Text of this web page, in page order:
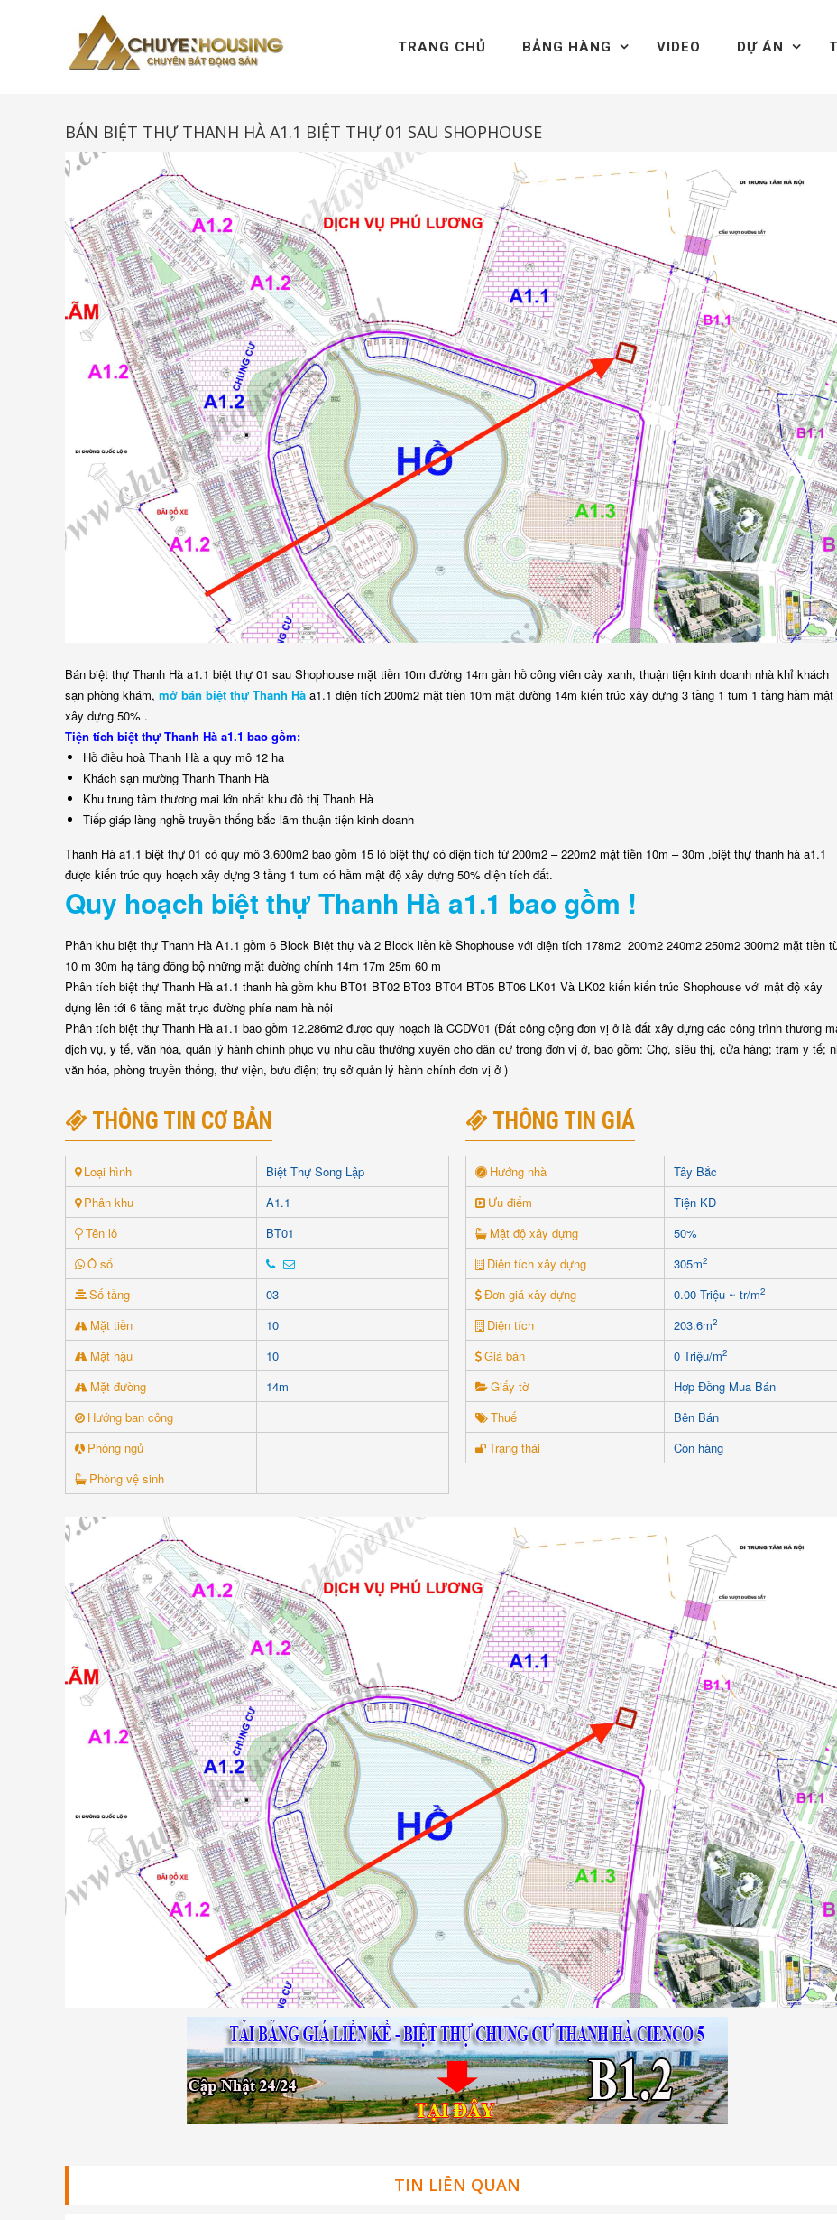
CHUYENHOUSING
TRANG CHỦ BẢNG HÀNG VIDEO DỰ ÁN
BÁN BIỆT THỰ THANH HÀ A1.1 BIỆT THỰ 01 SAU SHOPHOUSE
Bán biệt thự Thanh Hà a1.1 biệt thự 01 sau Shophouse mặt tiền 10m đường 14m gần hồ công viên cây xanh, thuận tiện kinh doanh nhà khỉ khách
sạn phòng khám, mở bán biệt thự Thanh Hà a1.1 diện tích 200m2 mặt tiền 10m mặt đường 14m kiến trúc xây dựng 3 tầng 1 tum 1 tầng hầm mật
xây dựng 50% .
Tiện tích biệt thự Thanh Hà a1.1 bao gồm:
Hồ điều hoà Thanh Hà a quy mô 12 ha
Khách sạn mường Thanh Thanh Hà
Khu trung tâm thương mai lớn nhất khu đô thị Thanh Hà
Tiếp giáp làng nghề truyền thống bắc lãm thuận tiện kinh doanh
Thanh Hà a1.1 biệt thự 01 có quy mô 3.600m2 bao gồm 15 lô biệt thự có diện tích từ 200m2 – 220m2 mặt tiền 10m – 30m ,biệt thự thanh hà a1.1
được kiến trúc quy hoạch xây dựng 3 tầng 1 tum có hầm mật độ xây dựng 50% diện tích đất.
Quy hoạch biệt thự Thanh Hà a1.1 bao gồm !
Phân khu biệt thự Thanh Hà A1.1 gồm 6 Block Biệt thự và 2 Block liền kề Shophouse với diện tích 178m2 200m2 240m2 250m2 300m2 mặt tiền
10 m 30m hạ tầng đồng bộ những mặt đường chính 14m 17m 25m 60 m
Phân tích biệt thự Thanh Hà a1.1 thanh hà gồm khu BT01 BT02 BT03 BT04 BT05 BT06 LK01 Và LK02 kiến kiến trúc Shophouse với mật độ xây
dựng lên tới 6 tầng mặt trục đường phía nam hà nội
Phân tích biệt thự Thanh Hà a1.1 bao gồm 12.286m2 được quy hoạch là CCDV01 (Đất công cộng đơn vị ở là đất xây dựng các công trình thương
dịch vụ, y tế, văn hóa, quản lý hành chính phục vụ nhu cầu thường xuyên cho dân cư trong đơn vị ở, bao gồm: Chợ, siêu thị, cửa hàng; trạm y tế;
văn hóa, phòng truyền thống, thư viện, bưu điện; trụ sở quản lý hành chính đơn vị ở )
THÔNG TIN CƠ BẢN
Loại hình
Biệt Thự Song Lập
Phân khu
A1.1
Tên lô
BT01
Ô số
Số tầng
03
Mặt tiền
10
Mặt hậu
10
Mặt đường
14m
Hướng ban công
Phòng ngủ
Phòng vệ sinh
THÔNG TIN GIÁ
Hướng nhà
Tây Bắc
Ưu điểm
Tiện KD
Mật độ xây dựng
50%
Diện tích xây dựng
305m2
Đơn giá xây dựng 0.00 Triệu ~ tr/m2
Diện tích 203.6m2
Giá bán 0 Triệu/m2
Giấy tờ
Hợp Đồng Mua Bán
Thuế
Bên Bán
Trạng thái
Còn hàng
TIN LIÊN QUAN